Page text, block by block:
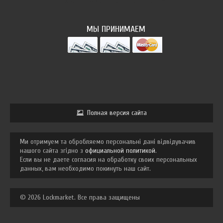
МЫ ПРИНИМАЕМ
Полная версия сайта
Ми отримуем та обробляемо персональні дані відвідувачив
нашого сайта згідно з официальной политикой.
Если вы не даете согласия на обработку своих персональных
данных, вам необходимо покинуть наш сайт.
© 2026 Lockmarket. Все права защищены